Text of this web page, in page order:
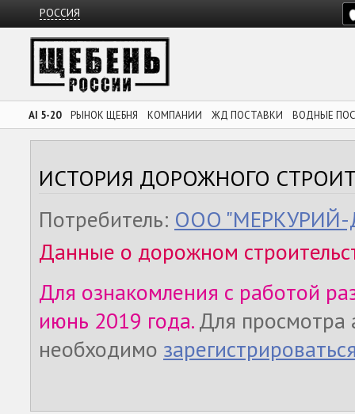
РОССИЯ
AI 5-20 РЫНОК ЩЕБНЯ КОМПАНИИ ЖД ПОСТАВКИ ВОДНЫЕ
ИСТОРИЯ ДОРОЖНОГО
Потребитель: ООО
Данные о дорожном
Для ознакомления с работой
июнь 2019 года.Для просмотра
необходимо